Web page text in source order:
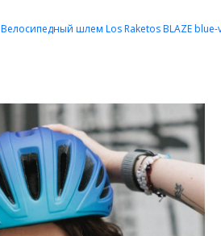
Велосипедный шлем Los Raketos BLAZE blue-